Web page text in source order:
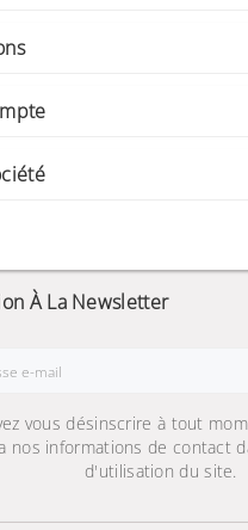
À La Newsletter
vous désinscrire à tout
nos informations de contact
d'utilisation du site.